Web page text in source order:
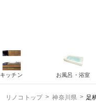
リノコトップ 神奈川県 足
キッチン お風呂・浴室